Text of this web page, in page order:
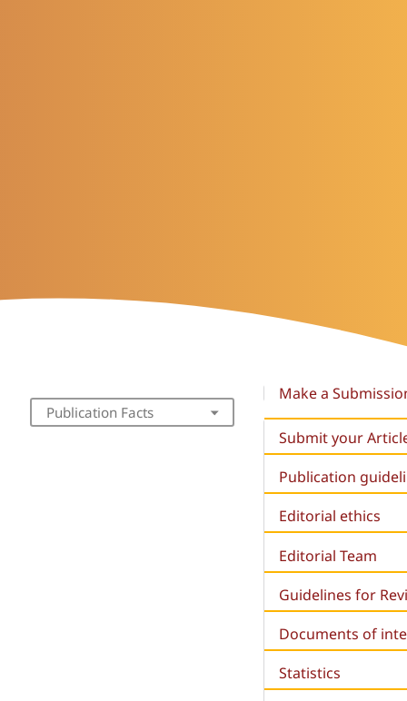
Publication Facts
Make a
Submit your
Publication
Editorial ethics
Editorial Team
Guidelines for
Documents of
Statistics